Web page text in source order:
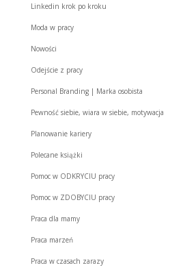
Linkedin krok po kroku
Moda w pracy
Nowości
Odejście z pracy
Personal Branding | Marka osobista
Pewność siebie, wiara w siebie, motywacja
Planowanie kariery
Polecane książki
Pomoc w ODKRYCIU pracy
Pomoc w ZDOBYCIU pracy
Praca dla mamy
Praca marzeń
Praca w czasach zarazy